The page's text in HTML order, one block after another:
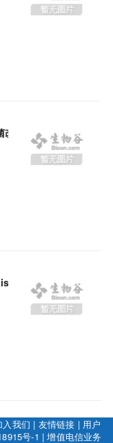
改变细胞死亡方式来杀
）突变率的历史演变
入我们 | 友情链接 | 用户
号-1 |增值电信业务